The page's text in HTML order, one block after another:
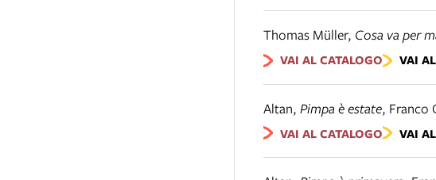
Thomas Müller, Cosa va per
VAI AL CATALOGO VAI
Altan, Pimpa è estate, Franco
VAI AL CATALOGO VAI